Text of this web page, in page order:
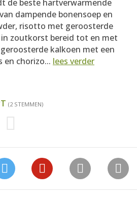
de beste hartverwarmende
dampende bonensoep en
risotto met geroosterde
in zoutkorst bereid tot en met
kalkoen met een
en chorizo... lees verder
(2 STEMMEN)